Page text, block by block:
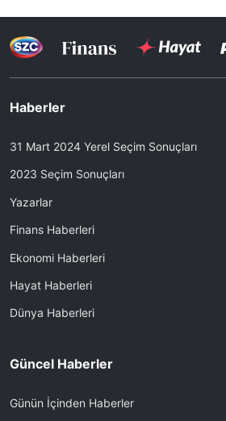
Haberler
31 Mart 2024 Yerel Seçim Sonuçları
2023 Seçim Sonuçları
Yazarlar
Finans Haberleri
Ekonomi Haberleri
Hayat Haberleri
Dünya Haberleri
Güncel Haberler
Günün İçinden Haberler